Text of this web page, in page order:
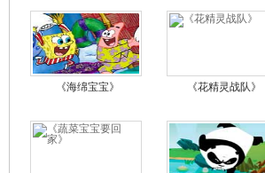
《海绵宝宝》 《花精灵战队》